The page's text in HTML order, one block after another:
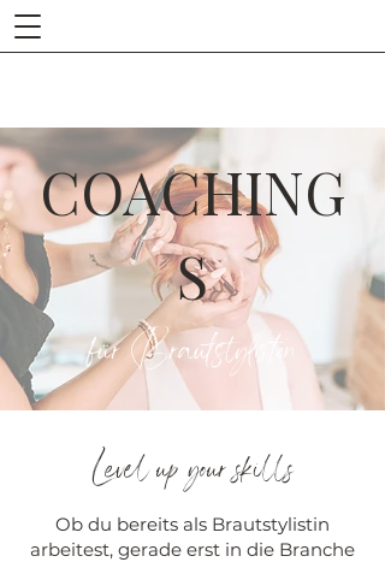
COACHING
S
für Brautstylisten
Level up your skills
Ob du bereits als Brautstylistin
arbeitest, gerade erst in die Branche